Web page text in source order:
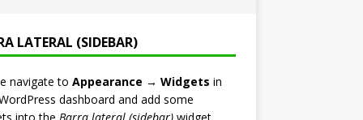
LATERAL (SIDEBAR)
navigate to Appearance → Widgets in
dashboard and add some